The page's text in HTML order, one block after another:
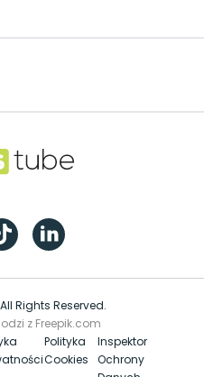
Salestube
TikTok LinkedIn
Rights Reserved.
z Freepik.com
Polityka
Cookies
Inspektor
Ochrony